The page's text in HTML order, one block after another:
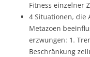
Fitness einzelner
4 Situationen, die
Metazoen
erzwungen: 1.
Beschränkung